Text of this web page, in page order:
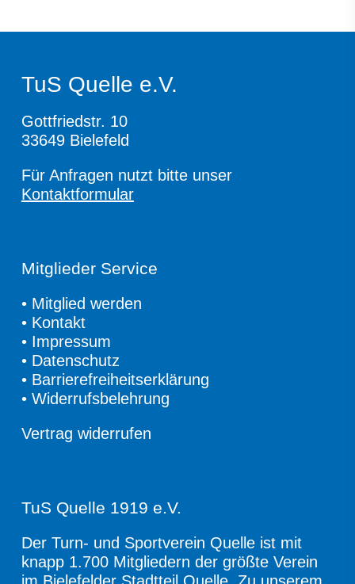
TuS Quelle e.V.
Gottfriedstr. 10
33649 Bielefeld
Für Anfragen nutzt bitte unser
Kontaktformular
Mitglieder Service
• Mitglied werden
• Kontakt
• Impressum
• Datenschutz
• Barrierefreiheitserklärung
• Widerrufsbelehrung
Vertrag widerrufen
TuS Quelle 1919 e.V.
Der Turn- und Sportverein Quelle ist mit
knapp 1.700 Mitgliedern der größte Verein